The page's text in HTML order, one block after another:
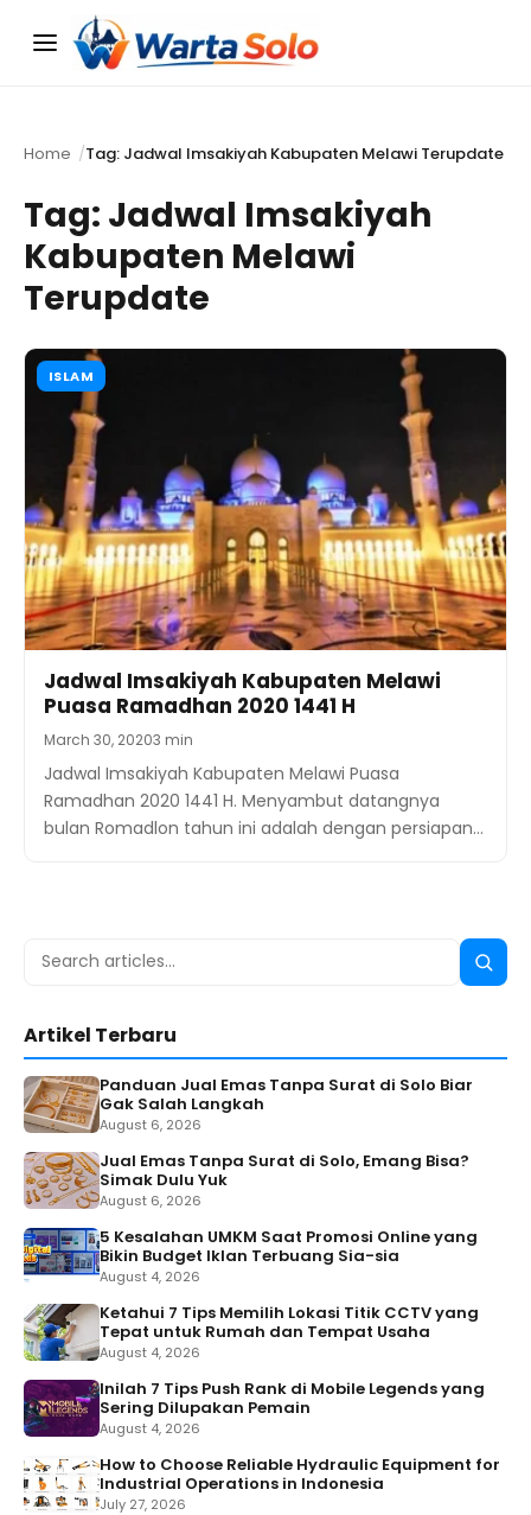
Menu
Home Tag: Jadwal Imsakiyah Kabupaten Melawi Terupdate
Tag: Jadwal Imsakiyah
Kabupaten Melawi
Terupdate
ISLAM
Jadwal Imsakiyah Kabupaten Melawi
Puasa Ramadhan 2020 1441 H
March 30, 20203 min
Jadwal Imsakiyah Kabupaten Melawi Puasa
Ramadhan 2020 1441 H. Menyambut datangnya
bulan Romadlon tahun ini adalah dengan persiapan…
Search
Search
Artikel Terbaru
Panduan Jual Emas Tanpa Surat di Solo Biar
Gak Salah Langkah
August 6, 2026
Jual Emas Tanpa Surat di Solo, Emang Bisa?
Simak Dulu Yuk
August 6, 2026
5 Kesalahan UMKM Saat Promosi Online yang
Bikin Budget Iklan Terbuang Sia-sia
August 4, 2026
Ketahui 7 Tips Memilih Lokasi Titik CCTV yang
Tepat untuk Rumah dan Tempat Usaha
August 4, 2026
Inilah 7 Tips Push Rank di Mobile Legends yang
Sering Dilupakan Pemain
August 4, 2026
How to Choose Reliable Hydraulic Equipment for
Industrial Operations in Indonesia
July 27, 2026